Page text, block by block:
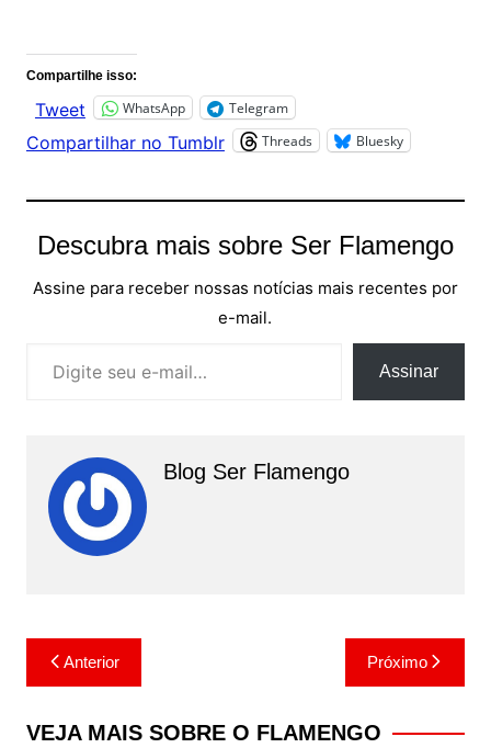
Compartilhe isso:
Tweet WhatsApp Telegram
Compartilhar no Tumblr Threads Bluesky
Descubra mais sobre Ser Flamengo
Assine para receber nossas notícias mais recentes por
e-mail.
Assinar
Blog Ser Flamengo
Navegação
de
Post
Anterior Próximo
VEJA MAIS SOBRE O FLAMENGO